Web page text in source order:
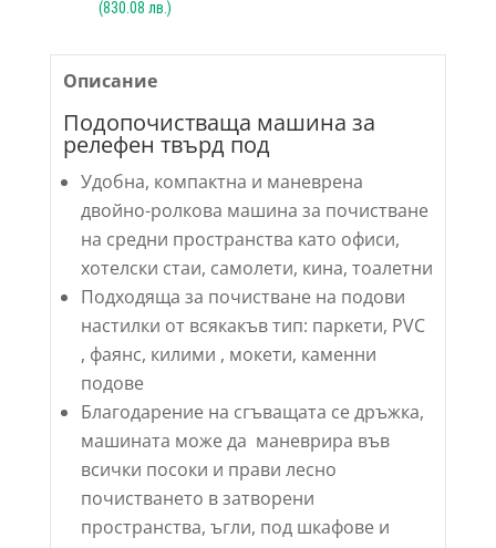
(830.08 лв.)
Описание
Подопочистваща машина за
релефен твърд под
Удобна, компактна и маневрена
двойно-ролкова машина за почистване
на средни пространства като офиси,
хотелски стаи, самолети, кина, тоалетни
Подходяща за почистване на подови
настилки от всякакъв тип: паркети, PVC
, фаянс, килими , мокети, каменни
подове
Благодарение на сгъващата се дръжка,
машината може да маневрира във
всички посоки и прави лесно
почистването в затворени
пространства, ъгли, под шкафове и